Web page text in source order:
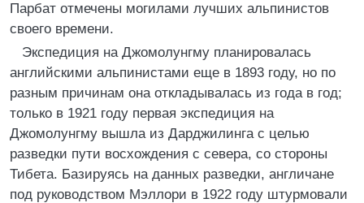
Парбат отмечены могилами лучших альпинистов
своего времени.
Экспедиция на Джомолунгму планировалась
английскими альпинистами еще в 1893 году, но по
разным причинам она откладывалась из года в год;
только в 1921 году первая экспедиция на
Джомолунгму вышла из Дарджилинга с целью
разведки пути восхождения с севера, со стороны
Тибета. Базируясь на данных разведки, англичане
под руководством Мэллори в 1922 году штурмовали